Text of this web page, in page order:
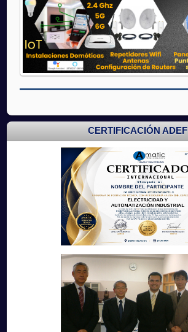
CERTIFICACIÓN ADEF